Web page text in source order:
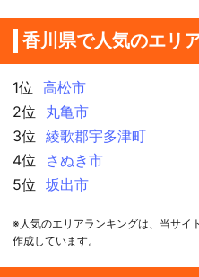
香川県で人気のエリ
1位
高松市
2位
丸亀市
3位
綾歌郡宇多津町
4位
さぬき市
5位
坂出市
※人気のエリアランキングは、当サイ
作成しています。